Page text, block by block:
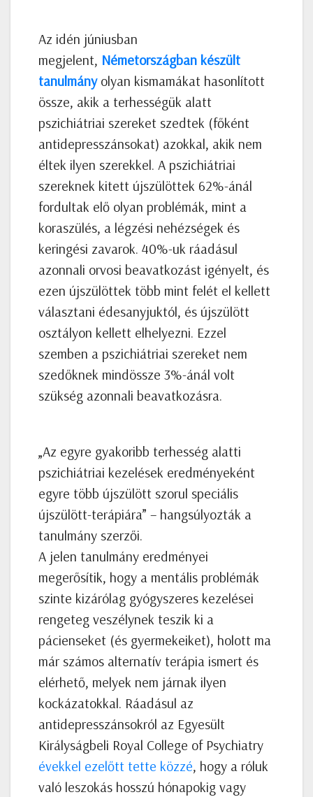
Az idén júniusban
megjelent, Németországban készült
tanulmány olyan kismamákat hasonlított
össze, akik a terhességük alatt
pszichiátriai szereket szedtek (főként
antidepresszánsokat) azokkal, akik nem
éltek ilyen szerekkel. A pszichiátriai
szereknek kitett újszülöttek 62%-ánál
fordultak elő olyan problémák, mint a
koraszülés, a légzési nehézségek és
keringési zavarok. 40%-uk ráadásul
azonnali orvosi beavatkozást igényelt, és
ezen újszülöttek több mint felét el kellett
választani édesanyjuktól, és újszülött
osztályon kellett elhelyezni. Ezzel
szemben a pszichiátriai szereket nem
szedőknek mindössze 3%-ánál volt
szükség azonnali beavatkozásra.
„Az egyre gyakoribb terhesség alatti
pszichiátriai kezelések eredményeként
egyre több újszülött szorul speciális
újszülött-terápiára” – hangsúlyozták a
tanulmány szerzői.
A jelen tanulmány eredményei
megerősítik, hogy a mentális problémák
szinte kizárólag gyógyszeres kezelései
rengeteg veszélynek teszik ki a
pácienseket (és gyermekeiket), holott ma
már számos alternatív terápia ismert és
elérhető, melyek nem járnak ilyen
kockázatokkal. Ráadásul az
antidepresszánsokról az Egyesült
Királyságbeli Royal College of Psychiatry
évekkel ezelőtt tette közzé, hogy a róluk
való leszokás hosszú hónapokig vagy